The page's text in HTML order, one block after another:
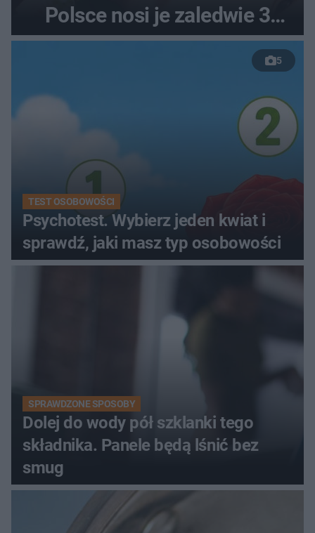
Polsce nosi je zaledwie 3
kobiety
5
TEST OSOBOWOŚCI
Psychotest. Wybierz jeden kwiat i
sprawdź, jaki masz typ osobowości
SPRAWDZONE SPOSOBY
Dolej do wody pół szklanki tego
składnika. Panele będą lśnić bez
smug